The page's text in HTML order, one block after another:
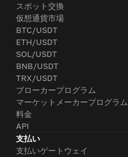
スポット交換
仮想通貨市場
BTC/USDT
ETH/USDT
SOL/USDT
BNB/USDT
TRX/USDT
ブローカープログラム
マーケットメーカープログラム
料金
API
支払い
支払いゲートウェイ